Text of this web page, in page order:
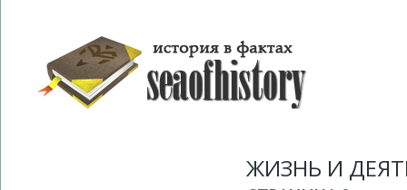
ЖИЗНЬ И